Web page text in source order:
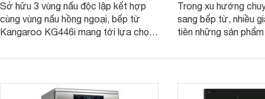
Sở hữu 3 vùng nấu độc lập kết hợp
cùng vùng nấu hồng ngoại, bếp từ
Kangaroo KG446i mang tới lựa chọn
nhiều cửa hàng, đại lý.
Trong xu hướng
sang bếp từ, nhiều
tiên những sản
mẫu bếp đáp ứng